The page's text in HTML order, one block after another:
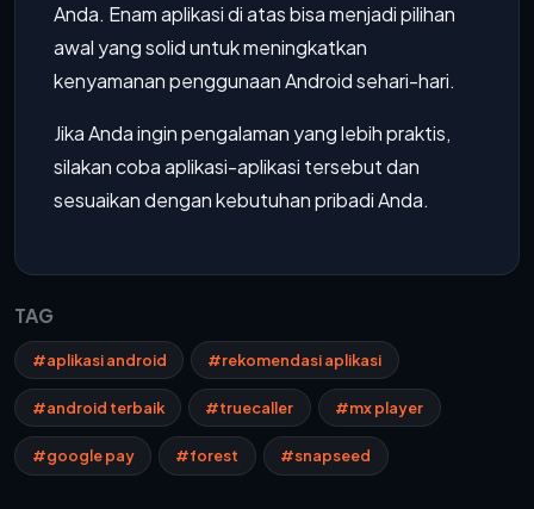
Anda. Enam aplikasi di atas bisa menjadi pilihan
awal yang solid untuk meningkatkan
kenyamanan penggunaan Android sehari-hari.
Jika Anda ingin pengalaman yang lebih praktis,
silakan coba aplikasi-aplikasi tersebut dan
sesuaikan dengan kebutuhan pribadi Anda.
TAG
#aplikasi android #rekomendasi aplikasi
#android terbaik #truecaller #mx player
#google pay #forest #snapseed